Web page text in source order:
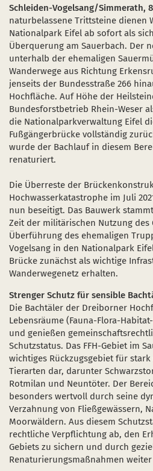
Schulen und Kitas
Projekt "Nationalpark-Kita"
neuen Fenster)
in einem neuen Fenster)
sich in einem neuen Fenster)
Schleiden-Vogelsang/Simmerath,
naturbelassene Trittsteine dienen
Nationalpark Eifel ab sofort als
Überquerung am Sauerbach. Der
unterhalb der ehemaligen
Wanderwege aus Richtung
jenseits der Bundesstraße 266
Hochfläche. Auf Höhe der
Bundesforstbetrieb Rhein-Weser
die Nationalparkverwaltung Eifel
Fußgängerbrücke vollständig
wurde der Bachlauf in diesem
renaturiert.
Die Überreste der
Hochwasserkatastrophe im Juli
nun beseitigt. Das Bauwerk
Zeit der militärischen Nutzung des
Überführung des ehemaligen
Vogelsang in den Nationalpark
Brücke zunächst als wichtige
Wanderwegenetz erhalten.
Strenger Schutz für sensible
Die Bachtäler der Dreiborner
Lebensräume (Fauna-Flora-
und genießen
Schutzstatus. Das FFH-Gebiet im
wichtiges Rückzugsgebiet für
Tierarten dar, darunter
Rotmilan und Neuntöter. Der
besonders wertvoll durch seine
Verzahnung von Fließgewässern,
Moorwäldern. Aus diesem
rechtliche Verpflichtung ab, den
Gebiets zu sichern und durch
Renaturierungsmaßnahmen